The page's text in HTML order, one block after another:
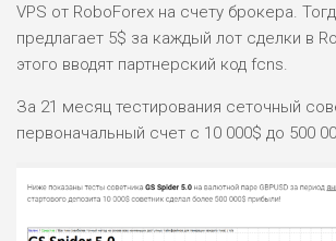
VPS от RoboForex на счету брокера.
предлагает 5$ за каждый лот сделки в
этого вводят партнерский код fcns.
За 21 месяц тестирования сеточный
первоначальный счет с 10 000$ до 500